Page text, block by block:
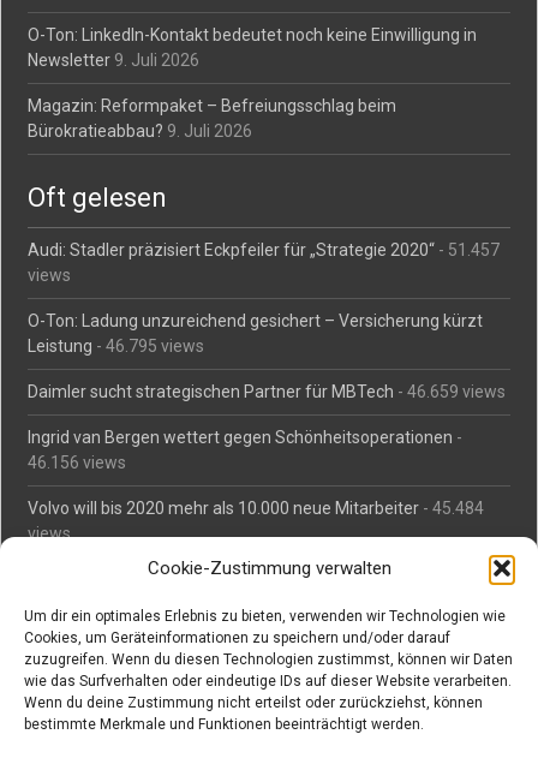
Cookie-Zustimmung verwalten
Um dir ein optimales Erlebnis zu bieten, verwenden wir Technologien wie
Cookies, um Geräteinformationen zu speichern und/oder darauf
zuzugreifen. Wenn du diesen Technologien zustimmst, können wir Daten
wie das Surfverhalten oder eindeutige IDs auf dieser Website verarbeiten.
Wenn du deine Zustimmung nicht erteilst oder zurückziehst, können
bestimmte Merkmale und Funktionen beeinträchtigt werden.
O-Ton: LinkedIn-Kontakt bedeutet noch keine Einwilligung in
Newsletter 9. Juli 2026
Magazin: Reformpaket – Befreiungsschlag beim
Bürokratieabbau? 9. Juli 2026
Oft gelesen
Audi: Stadler präzisiert Eckpfeiler für „Strategie 2020“ - 51.457
views
O-Ton: Ladung unzureichend gesichert – Versicherung kürzt
Leistung - 46.795 views
Daimler sucht strategischen Partner für MBTech - 46.659 views
Ingrid van Bergen wettert gegen Schönheitsoperationen -
46.156 views
Volvo will bis 2020 mehr als 10.000 neue Mitarbeiter - 45.484
views
Mäßiges Interesse an Daimlers MBtech- 44.713 views
O-Ton: Wer muss Schaden für abgedriftete Silvesterraketen
zahlen? - 42.366 views
Kollegengespräch: Urteile zum Grillen- 42.060 views